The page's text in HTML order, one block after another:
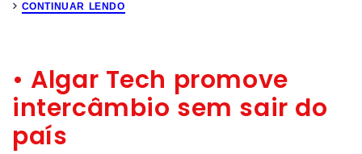
CONTINUAR LENDO
• Algar Tech promove
intercâmbio sem sair do
país